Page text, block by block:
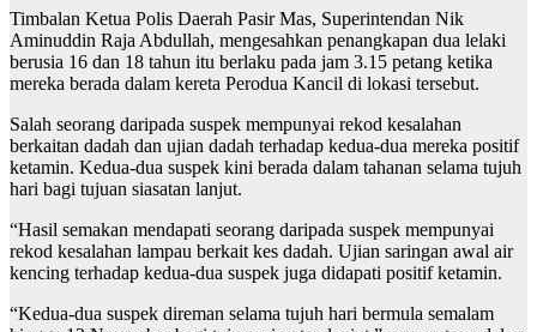
Timbalan Ketua Polis Daerah Pasir Mas, Superintendan Nik
Aminuddin Raja Abdullah, mengesahkan penangkapan dua lelaki
berusia 16 dan 18 tahun itu berlaku pada jam 3.15 petang ketika
mereka berada dalam kereta Perodua Kancil di lokasi tersebut.
Salah seorang daripada suspek mempunyai rekod kesalahan
berkaitan dadah dan ujian dadah terhadap kedua-dua mereka positif
ketamin. Kedua-dua suspek kini berada dalam tahanan selama tujuh
hari bagi tujuan siasatan lanjut.
“Hasil semakan mendapati seorang daripada suspek mempunyai
rekod kesalahan lampau berkait kes dadah. Ujian saringan awal air
kencing terhadap kedua-dua suspek juga didapati positif ketamin.
“Kedua-dua suspek direman selama tujuh hari bermula semalam